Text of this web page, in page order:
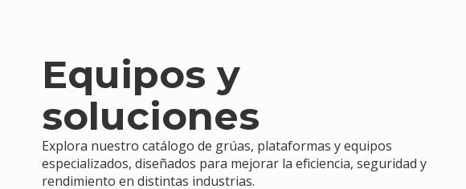
Equipos y
soluciones
Explora nuestro catálogo de grúas, plataformas y equipos
especializados, diseñados para mejorar la eficiencia, seguridad y
rendimiento en distintas industrias.